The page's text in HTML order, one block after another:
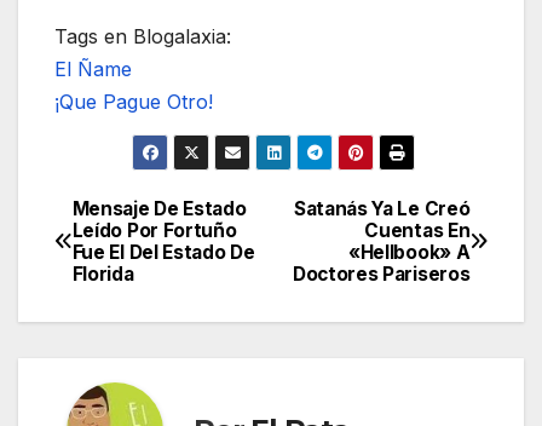
Tags en Blogalaxia:
El Ñame
¡Que Pague Otro!
Navegación
de
entradas
Satanás Ya Le Creó
Cuentas En
«Hellbook» A
Doctores Pariseros
Mensaje De Estado
Leído Por Fortuño
Fue El Del Estado De
Florida